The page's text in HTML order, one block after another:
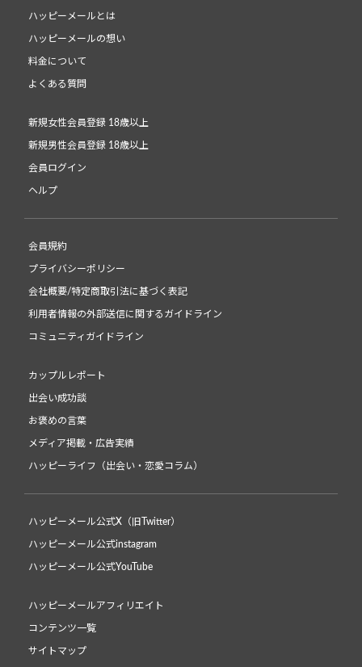
ハッピーメールとは
ハッピーメールの想い
料金について
よくある質問
新規女性会員登録 18歳以上
新規男性会員登録 18歳以上
会員ログイン
ヘルプ
会員規約
プライバシーポリシー
会社概要/特定商取引法に基づく表記
利用者情報の外部送信に関するガイドライン
コミュニティガイドライン
カップルレポート
出会い成功談
お褒めの言葉
メディア掲載・広告実績
ハッピーライフ（出会い・恋愛コラム）
ハッピーメール公式X（旧Twitter）
ハッピーメール公式instagram
ハッピーメール公式YouTube
ハッピーメールアフィリエイト
コンテンツ一覧
サイトマップ